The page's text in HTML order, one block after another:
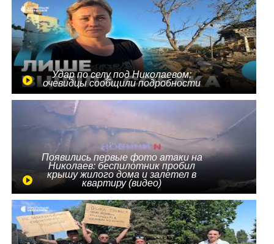
Удар по селу под Николаевом:
очевидцы сообщили подробности
Появились первые фото атаки на
Николаев: беспилотник пробил
крышу жилого дома и залетел в
квартиру (видео)